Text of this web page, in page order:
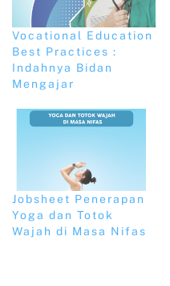
Vocational Education
Best Practices :
Indahnya Bidan
Mengajar
Jobsheet Penerapan
Yoga dan Totok
Wajah di Masa Nifas